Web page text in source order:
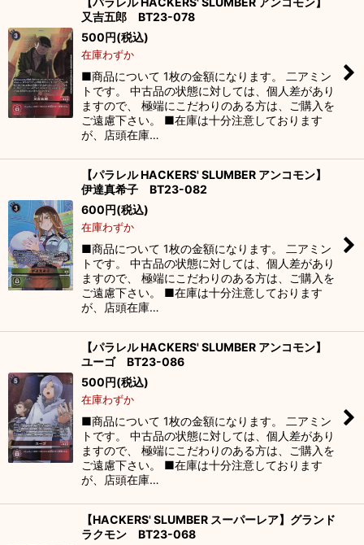
又吉五郎 BT23-078
500円(税込)
在庫わずか
■商品について 1枚の金額になります。 二アミン
トです。 中古品の状態に対しては、個人差があり
ますので、 極端にこだわりのある方は、ご購入を
ご遠慮下さい。 ■在庫は十分注意しております
が、店頭在庫…
【パラレル HACKERS' SLUMBER アンコモン】
伊達真希子 BT23-082
600円(税込)
在庫わずか
■商品について 1枚の金額になります。 二アミン
トです。 中古品の状態に対しては、個人差があり
ますので、 極端にこだわりのある方は、ご購入を
ご遠慮下さい。 ■在庫は十分注意しております
が、店頭在庫…
【パラレル HACKERS' SLUMBER アンコモン】
ユーゴ BT23-086
500円(税込)
在庫わずか
■商品について 1枚の金額になります。 二アミン
トです。 中古品の状態に対しては、個人差があり
ますので、 極端にこだわりのある方は、ご購入を
ご遠慮下さい。 ■在庫は十分注意しております
が、店頭在庫…
【HACKERS' SLUMBER スーパーレア】グランド
ラクモン BT23-068